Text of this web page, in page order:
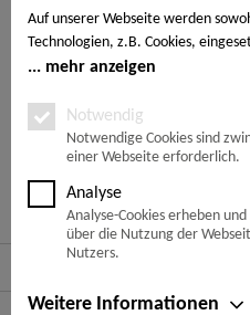
Auf unserer Webseite werden
Technologien, z.B. Cookies,
Ihrem Endgerät gespeichert und/
Notwendige Cookies, Analyse-,
den notwendigen Cookies handelt
notwendig sind, um den von Ihnen
bereitzustellen, die übrigen
Ihnen erteilten Einwilligung
Personen, die das 16. Lebensjahr
benötigen die Zustimmung der
Sie dazu lediglich den Cookie-
mehr anzeigen
Notwendig
Notwendige Cookies sind
einer Webseite erforderlich.
Analyse
Analyse-Cookies erheben
über die Nutzung der
Nutzers.
Weitere Informationen
Beschreibung
Der WaveAqua mit spezieller
extrem kratzbeständig und
---
Ähnliche Artikel